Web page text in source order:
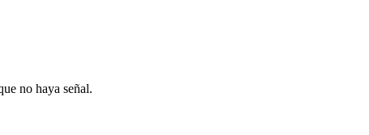
no haya señal.